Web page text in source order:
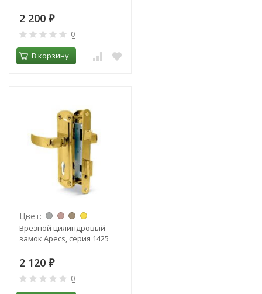
2 200 ₽
0
В корзину
Цвет:
Врезной цилиндровый
замок Apecs, серия 1425
2 120 ₽
0